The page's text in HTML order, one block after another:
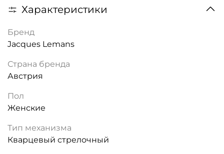
Характеристики
Бренд
Jacques Lemans
Страна бренда
Австрия
Пол
Женские
Тип механизма
Кварцевый стрелочный